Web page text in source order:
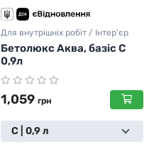
Для внутрішніх робіт / Інтер'єр
Бетолюкс Аква, базіс С
0,9л
1,059 грн
С | 0,9 л